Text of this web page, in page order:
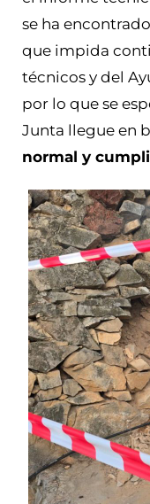
se ha
que impida
técnicos y del
por lo que se
Junta llegue en
normal y